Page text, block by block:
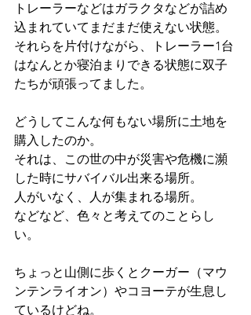
トレーラーなどはガラクタなどが詰め
込まれていてまだまだ使えない状態。
それらを片付けながら、トレーラー1台
はなんとか寝泊まりできる状態に双子
たちが頑張ってました。
どうしてこんな何もない場所に土地を
購入したのか。
それは、この世の中が災害や危機に瀕
した時にサバイバル出来る場所。
人がいなく、人が集まれる場所。
などなど、色々と考えてのことらし
い。
ちょっと山側に歩くとクーガー（マウ
ンテンライオン）やコヨーテが生息し
ているけどね。